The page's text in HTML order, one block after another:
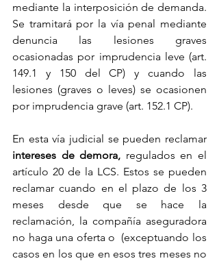
mediante la interposición de demanda.
Se tramitará por la vía penal mediante
denuncia las lesiones graves
ocasionadas por imprudencia leve (art.
149.1 y 150 del CP) y cuando las
lesiones (graves o leves) se ocasionen
por imprudencia grave (art. 152.1 CP).
intereses de demora, regulados en el
artículo 20 de la LCS. Estos se pueden
reclamar cuando en el plazo de los 3
meses desde que se hace la
reclamación, la compañía aseguradora
no haga una oferta o  (exceptuando los
casos en los que en esos tres meses no